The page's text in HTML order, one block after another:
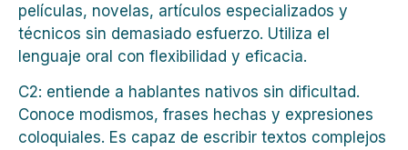
películas, novelas, artículos especializados y
técnicos sin demasiado esfuerzo. Utiliza el
lenguaje oral con flexibilidad y eficacia.
C2: entiende a hablantes nativos sin dificultad.
Conoce modismos, frases hechas y expresiones
coloquiales. Es capaz de escribir textos complejos